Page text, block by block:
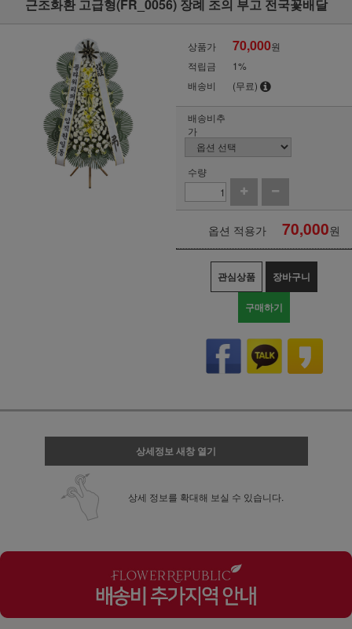
근조화환 고급형(FR_0056) 장례 조의 부고 전국꽃배달
상품가 70,000원
적립금
1%
배송비
(무료)
배송비추
가
수량
옵션 적용가 70,000원
관심상품 장바구니
구매하기
상세정보 새창 열기
상세 정보를 확대해 보실 수 있습니다.